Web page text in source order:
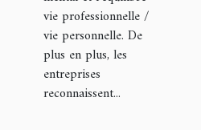
vie professionnelle /
vie personnelle. De
plus en plus, les
entreprises
reconnaissent...